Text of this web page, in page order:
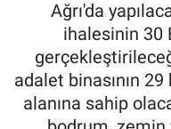
Ağrı'da
ihalesinin 30
adalet binasının
alanına sahip